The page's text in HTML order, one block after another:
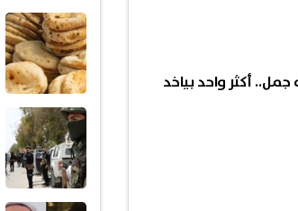
جمل.. أكثر واحد بياخد